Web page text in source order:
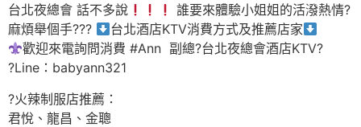
台北夜總會 話不多說
誰要來體驗小姐姐的活潑熱情?
麻煩舉個手???
台北酒店KTV消費方式及推薦店家
歡迎來電詢問消費 #Ann 副總?台北夜總會酒店KTV?
?Line：babyann321
?火辣制服店推薦：
君悅、龍昌、金聰